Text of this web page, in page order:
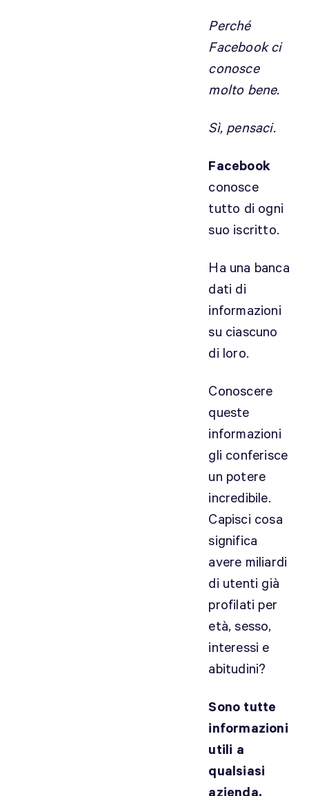
Perché
Facebook ci
conosce
molto bene.
Sì, pensaci.
Facebook
conosce
tutto di ogni
suo iscritto.
Ha una banca
dati di
informazioni
su ciascuno
di loro.
Conoscere
queste
informazioni
gli conferisce
un potere
incredibile.
Capisci cosa
significa
avere miliardi
di utenti già
profilati per
età, sesso,
interessi e
abitudini?
Sono tutte
informazioni
utili a
qualsiasi